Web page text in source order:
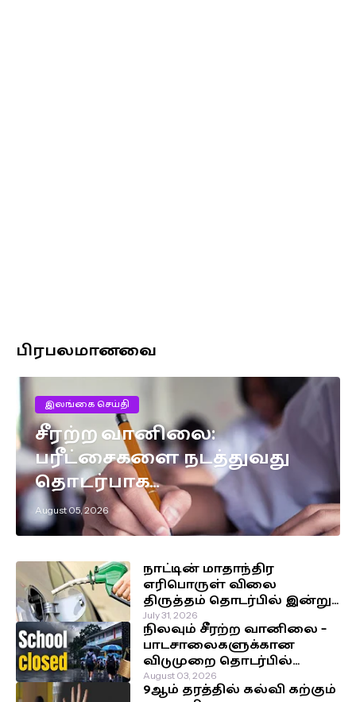
பிரபலமானவை
இலங்கை செய்தி
சீரற்ற வானிலை:
பரீட்சைகளை நடத்துவது
தொடர்பாக
எடுக்கப்பட்டுள்ள முக்கிய
தீர்மானம்!
August 05, 2026
நாட்டின் மாதாந்திர
எரிபொருள் விலை
திருத்தம் தொடர்பில் இன்று
வெளியாகவுள்ள அறிவிப்பு!
July 31, 2026
நிலவும் சீரற்ற வானிலை –
பாடசாலைகளுக்கான
விடுமுறை தொடர்பில்
வௌியான தகவல்!
August 03, 2026
9ஆம் தரத்தில் கல்வி கற்கும்